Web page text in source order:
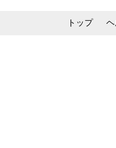
トップ